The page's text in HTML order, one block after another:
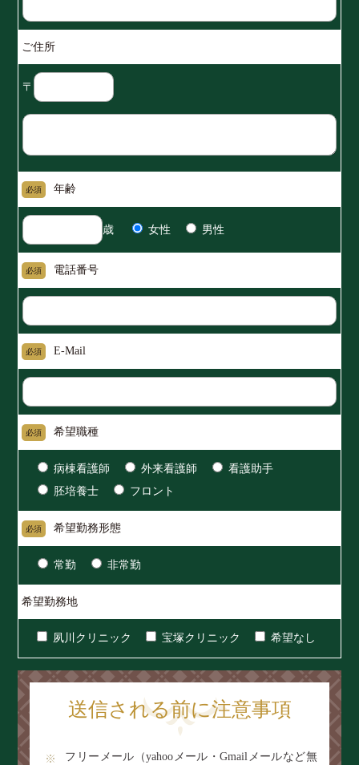
ご住所
〒
必須 年齢
歳 女性 男性
必須 電話番号
必須 E-Mail
必須 希望職種
病棟看護師 外来看護師
看護助手
胚培養士
フロント
必須 希望勤務形態
常勤 非常勤
希望勤務地
夙川クリニック 宝塚クリニック 希望なし
送信される前に注意事項
フリーメール（yahooメール・Gmailメールなど無